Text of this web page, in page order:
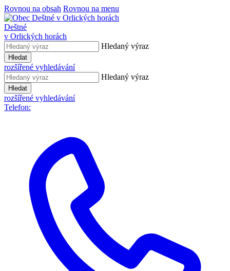
Rovnou na obsah Rovnou na menu
Deštné
v Orlických horách
Hledaný výraz
Hledat
rozšířené vyhledávání
Hledaný výraz
Hledat
rozšířené vyhledávání
Telefon: